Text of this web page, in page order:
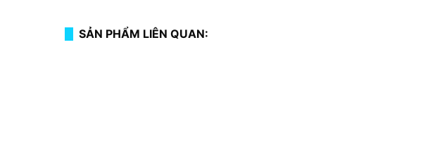
SẢN PHẨM LIÊN QUAN: